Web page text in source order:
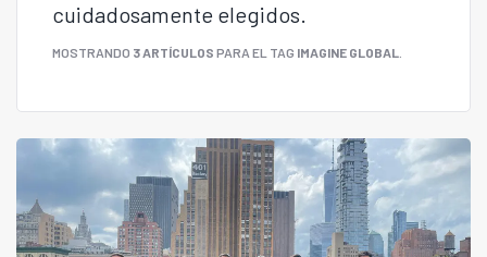
cuidadosamente elegidos.
MOSTRANDO 3 ARTÍCULOS PARA EL TAG IMAGINE GLOBAL